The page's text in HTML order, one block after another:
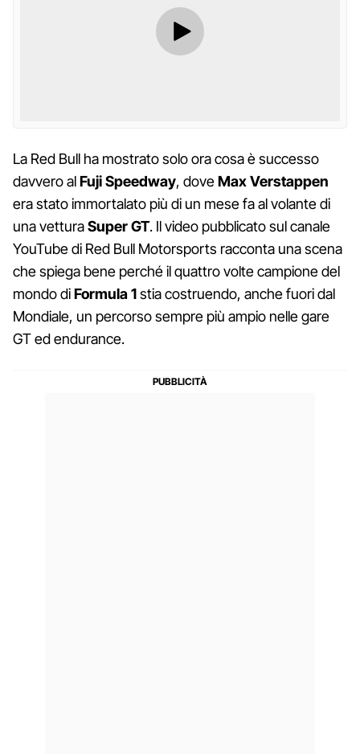
La Red Bull ha mostrato solo ora cosa è successo
davvero alFuji Speedway, doveMax Verstappen
era stato immortalato più di un mese fa al volante di
una vetturaSuper GT. Il video pubblicato sul canale
YouTube di Red Bull Motorsports racconta una scena
che spiega bene perché il quattro volte campione del
mondo diFormula 1stia costruendo, anche fuori dal
Mondiale, un percorso sempre più ampio nelle gare
GT ed endurance.